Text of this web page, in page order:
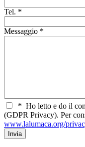
Tel. *
Messaggio *
* Ho letto e do il
(GDPR Privacy). Per
www.lalumaca.org/